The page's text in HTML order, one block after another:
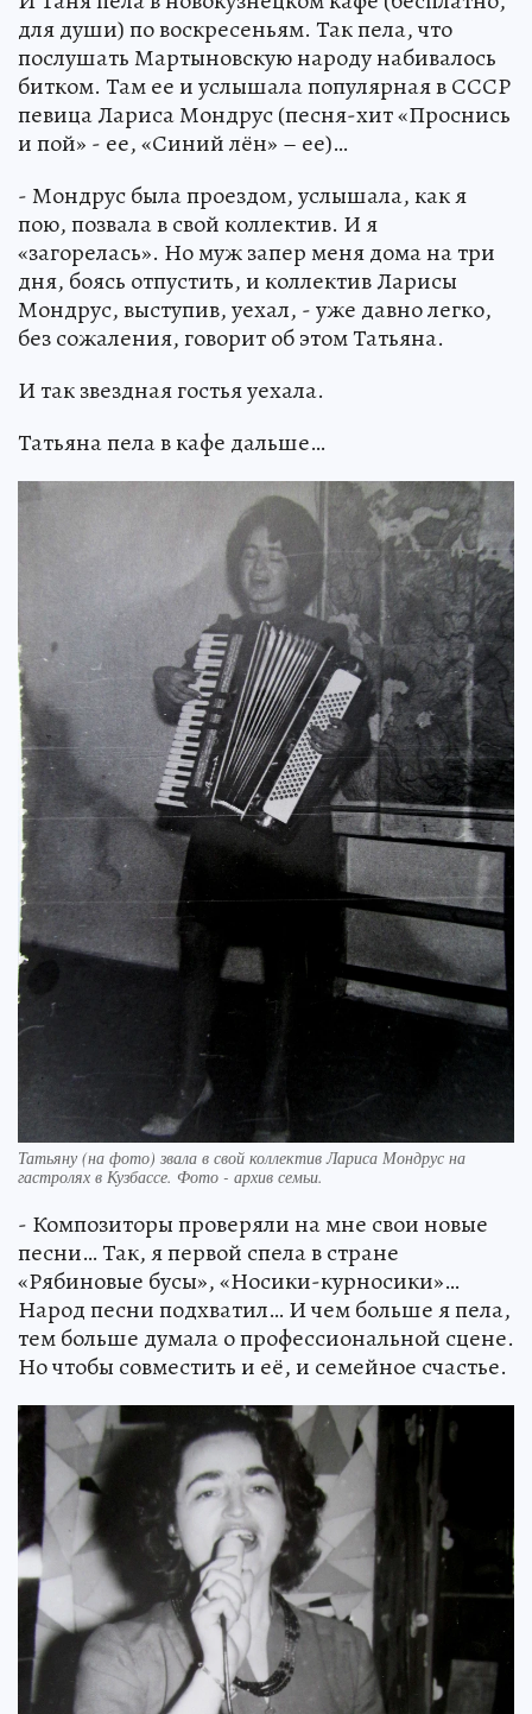
для души) по воскресеньям. Так пела, что
послушать Мартыновскую народу набивалось
битком. Там ее и услышала популярная в СССР
певица Лариса Мондрус (песня-хит «Проснись
и пой» - ее, «Синий лён» – ее)…
- Мондрус была проездом, услышала, как я
пою, позвала в свой коллектив. И я
«загорелась». Но муж запер меня дома на три
дня, боясь отпустить, и коллектив Ларисы
Мондрус, выступив, уехал, - уже давно легко,
без сожаления, говорит об этом Татьяна.
И так звездная гостья уехала.
Татьяна пела в кафе дальше…
Татьяну (на фото) звала в свой коллектив Лариса Мондрус на
гастролях в Кузбассе. Фото - архив семьи.
- Композиторы проверяли на мне свои новые
песни… Так, я первой спела в стране
«Рябиновые бусы», «Носики-курносики»…
Народ песни подхватил… И чем больше я пела,
тем больше думала о профессиональной сцене.
Но чтобы совместить и её, и семейное счастье.